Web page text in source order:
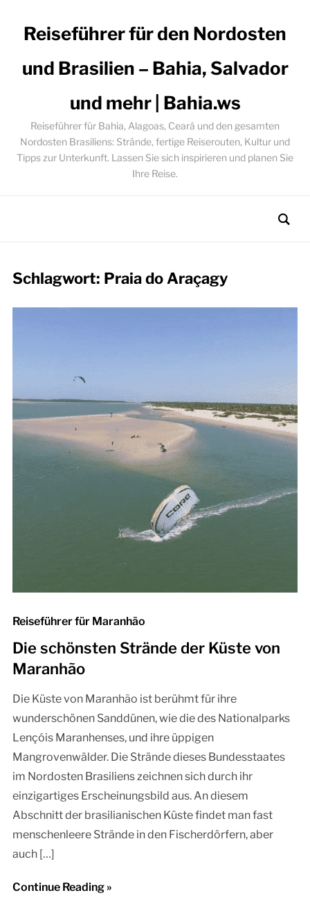
Reiseführer für den Nordosten
und Brasilien – Bahia, Salvador
und mehr | Bahia.ws
Reiseführer für Bahia, Alagoas, Ceará und den gesamten
Nordosten Brasiliens: Strände, fertige Reiserouten, Kultur und
Tipps zur Unterkunft. Lassen Sie sich inspirieren und planen Sie
Ihre Reise.
Schlagwort: Praia do Araçagy
Reiseführer für Maranhão
Die schönsten Strände der Küste von
Maranhão
Die Küste von Maranhão ist berühmt für ihre
wunderschönen Sanddünen, wie die des Nationalparks
Lençóis Maranhenses, und ihre üppigen
Mangrovenwälder. Die Strände dieses Bundesstaates
im Nordosten Brasiliens zeichnen sich durch ihr
einzigartiges Erscheinungsbild aus. An diesem
Abschnitt der brasilianischen Küste findet man fast
menschenleere Strände in den Fischerdörfern, aber
auch […]
Continue Reading »